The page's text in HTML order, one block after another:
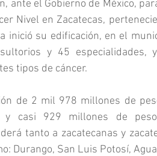
ante el Gobierno de México,
Nivel en Zacatecas,
inició su edificación, en el
y 45
tipos de cáncer.
de 2 mil 978 millones de
y casi 929 millones de
tanto a zacatecanas y
Durango, San Luis Potosí,